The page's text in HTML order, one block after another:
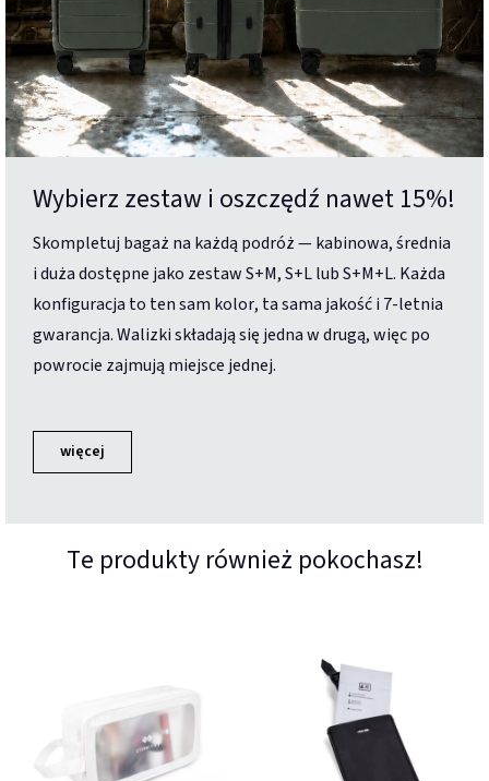
Wybierz zestaw i oszczędź nawet 15%!
Skompletuj bagaż na każdą podróż — kabinowa, średnia
i duża dostępne jako zestaw S+M, S+L lub S+M+L. Każda
konfiguracja to ten sam kolor, ta sama jakość i 7-letnia
gwarancja. Walizki składają się jedna w drugą, więc po
powrocie zajmują miejsce jednej.
więcej
Te produkty również pokochasz!